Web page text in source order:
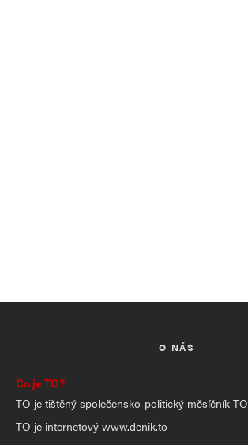
O NÁS
Co je TO?
TO je tištěný společensko-politický měsíčník TO
TO je internetový www.denik.to